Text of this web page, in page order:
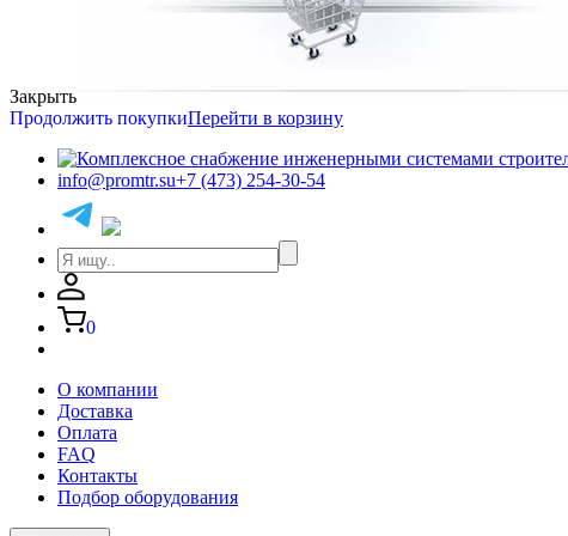
Закрыть
Продолжить покупкиПерейти в корзину
info@promtr.su+7 (473) 254-30-54
0
О компании
Доставка
Оплата
FAQ
Контакты
Подбор оборудования